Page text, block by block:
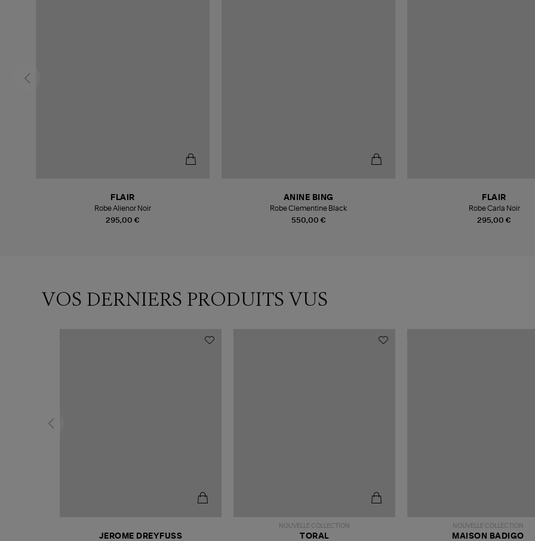
295,00 €
FLAIR
Robe Alienor Noir
550,00 €
ANINE BING
Robe Clementine Black
295,00 €
FLAIR
Robe Carla Noir
VOS DERNIERS PRODUITS VUS
JEROME DREYFUSS
NOUVELLE COLLECTION
TORAL
NOUVELLE COLLECTION
MAISON BADIGO